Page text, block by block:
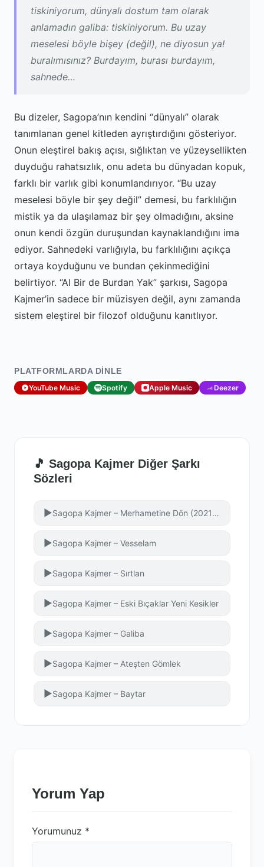
tiskiniyorum, dünyalı dostum tam olarak
anlamadın galiba: tiskiniyorum. Bu uzay
meselesi böyle bişey (değil), ne diyosun ya!
buralımısınız? Burdayım, burası burdayım,
sahnede…
Bu dizeler, Sagopa’nın kendini “dünyalı” olarak
tanımlanan genel kitleden ayrıştırdığını gösteriyor.
Onun eleştirel bakış açısı, sığlıktan ve yüzeysellikten
duyduğu rahatsızlık, onu adeta bu dünyadan kopuk,
farklı bir varlık gibi konumlandırıyor. “Bu uzay
meselesi böyle bir şey değil” demesi, bu farklılığın
mistik ya da ulaşılamaz bir şey olmadığını, aksine
onun kendi özgün duruşundan kaynaklandığını ima
ediyor. Sahnedeki varlığıyla, bu farklılığını açıkça
ortaya koyduğunu ve bundan çekinmediğini
belirtiyor. “Al Bir de Burdan Yak” şarkısı, Sagopa
Kajmer’in sadece bir müzisyen değil, aynı zamanda
sistem eleştirel bir filozof olduğunu kanıtlıyor.
PLATFORMLARDA DINLE
YouTube Music Spotify Apple Music Deezer
🎵 Sagopa Kajmer Diğer Şarkı
Sözleri
▶ Sagopa Kajmer – Merhametine Dön (2021 Tek Edit)
▶Sagopa Kajmer – Vesselam
▶Sagopa Kajmer – Sırtlan
▶Sagopa Kajmer – Eski Bıçaklar Yeni Kesikler
▶Sagopa Kajmer – Galiba
▶Sagopa Kajmer – Ateşten Gömlek
▶Sagopa Kajmer – Baytar
Yorum Yap
Yorumunuz *